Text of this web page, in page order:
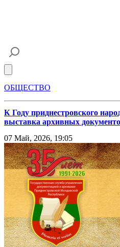
ОБЩЕСТВО
К Году приднестровского
выставка архивных
07 Май, 2026, 19:05